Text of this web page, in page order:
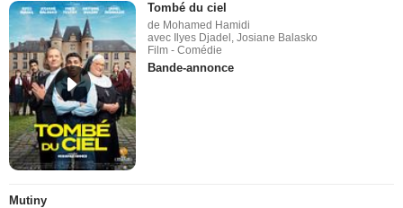
Tombé du ciel
de Mohamed Hamidi
avec Ilyes Djadel, Josiane Balasko
Film - Comédie
Bande-annonce
Mutiny